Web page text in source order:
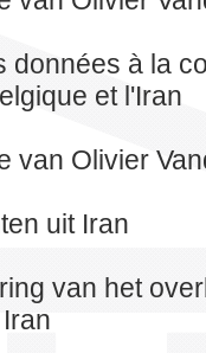
données à la
et l'Iran
van Olivier
uit Iran
van het